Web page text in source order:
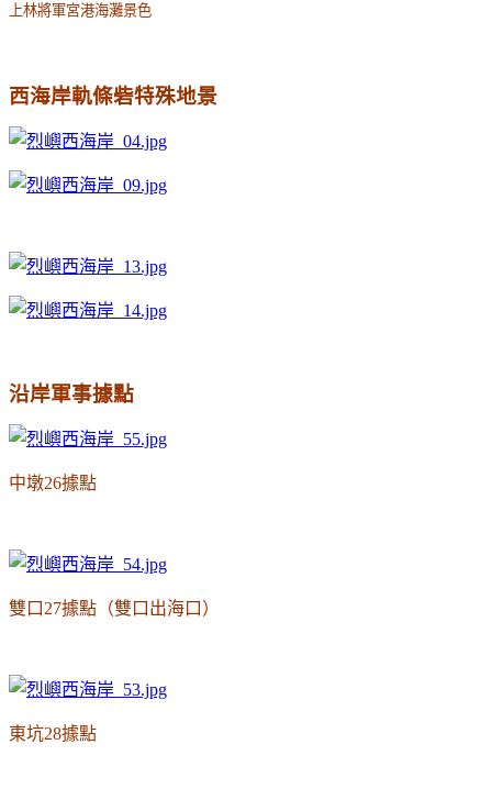
上林將軍宮港海灘景色
西海岸軌條砦特殊地景
沿岸軍事據點
中墩26據點
雙口27據點（雙口出海口）
東坑28據點